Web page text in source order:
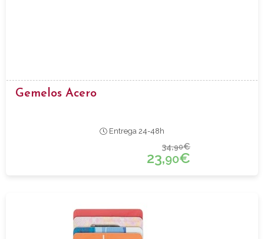
Gemelos Acero
Entrega 24-48h
34,90€
23,90€